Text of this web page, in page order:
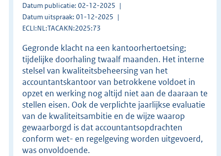
Datum publicatie: 02-12-2025
Datum uitspraak: 01-12-2025
ECLI:NL:TACAKN:2025:73
Gegronde klacht na een kantoorhertoetsing;
tijdelijke doorhaling twaalf maanden. Het interne
stelsel van kwaliteitsbeheersing van het
accountantskantoor van betrokkene voldoet in
opzet en werking nog altijd niet aan de daaraan te
stellen eisen. Ook de verplichte jaarlijkse evaluatie
van de kwaliteitsambitie en de wijze waarop
gewaarborgd is dat accountantsopdrachten
conform wet- en regelgeving worden uitgevoerd,
was onvoldoende.